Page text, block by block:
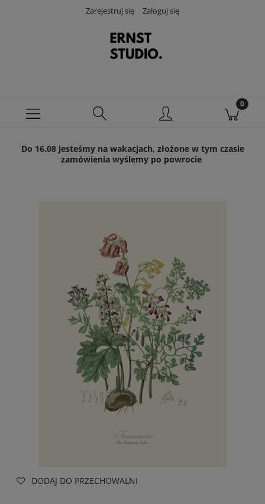
Zarejestruj się Zaloguj się
Do 16.08 jesteśmy na wakacjach, złożone w tym czasie
zamówienia wyślemy po powrocie
DODAJ DO PRZECHOWALNI